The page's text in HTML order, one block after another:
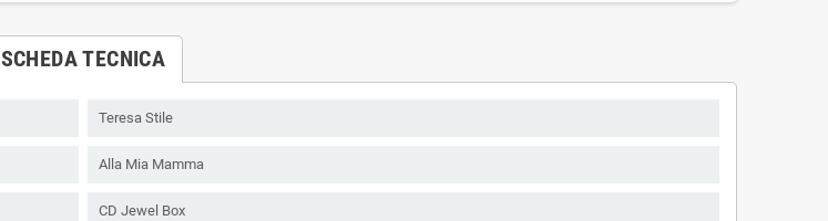
SCHEDA TECNICA
Teresa Stile
Alla Mia Mamma
CD Jewel Box